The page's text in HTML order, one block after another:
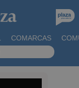
COMARCAS